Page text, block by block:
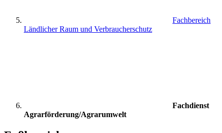
Fachbereich
Ländlicher Raum und Verbraucherschutz
Fachdienst
Agrarförderung/Agrarumwelt